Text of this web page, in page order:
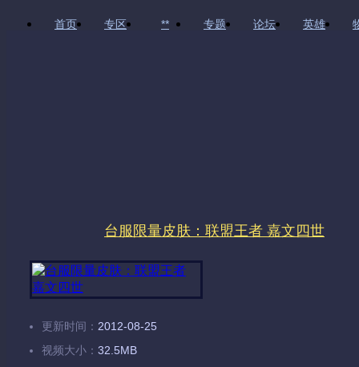
首页 专区 ** 专题 论坛 英雄
台服限量皮肤：联盟王者 嘉文四世
更新时间： 2012-08-25
视频大小： 32.5MB